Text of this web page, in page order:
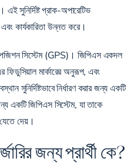
এই সুনির্দিষ্ট প্রাক-অপারেটিভ
কার্যকারিতা উন্নত করে।
সিস্টেম (GPS)। জিপিএস একদল
মার্কারের অনুরূপ, এবং
সুনির্দিষ্টভাবে নির্ধারণ করার জন্য একটি
একটি জিপিএস সিস্টেম, যা তাকে
দেয়।
জন্য প্রার্থী কে?